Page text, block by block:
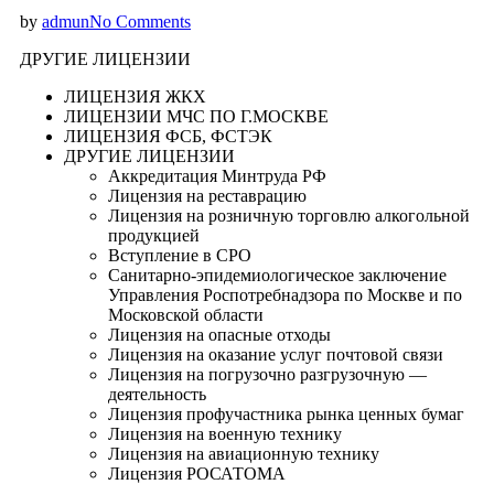
by admunNo Comments
ДРУГИЕ ЛИЦЕНЗИИ
ЛИЦЕНЗИЯ ЖКХ
ЛИЦЕНЗИИ МЧС ПО Г.МОСКВЕ
ЛИЦЕНЗИЯ ФСБ, ФСТЭК
ДРУГИЕ ЛИЦЕНЗИИ
Аккредитация Минтруда РФ
Лицензия на реставрацию
Лицензия на розничную торговлю алкогольной
продукцией
Вступление в СРО
Санитарно-эпидемиологическое заключение
Управления Роспотребнадзора по Москве и по
Московской области
Лицензия на опасные отходы
Лицензия на оказание услуг почтовой связи
Лицензия на погрузочно разгрузочную —
деятельность
Лицензия профучастника рынка ценных бумаг
Лицензия на военную технику
Лицензия на авиационную технику
Лицензия РОСАТОМА